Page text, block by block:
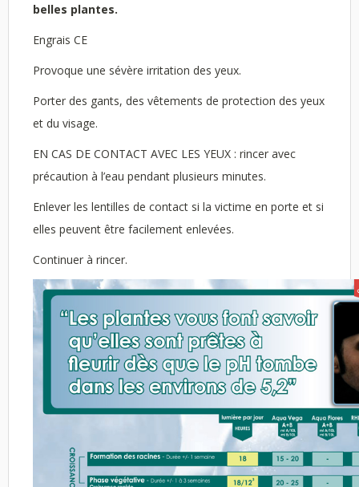
belles plantes.
Engrais CE
Provoque une sévère irritation des yeux.
Porter des gants, des vêtements de protection des yeux
et du visage.
EN CAS DE CONTACT AVEC LES YEUX : rincer avec
précaution à l’eau pendant plusieurs minutes.
Enlever les lentilles de contact si la victime en porte et si
elles peuvent être facilement enlevées.
Continuer à rincer.